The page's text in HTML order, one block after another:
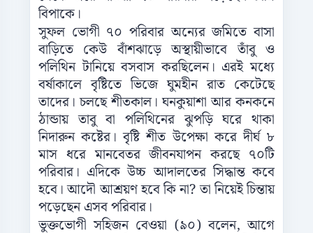
বিপাকে।
সুফল ভোগী ৭০ পরিবার অন্যের জমিতে বাসা
বাড়িতে কেউ বাঁশঝাড়ে অস্থায়ীভাবে তাঁবু ও
পলিথিন টানিয়ে বসবাস করছিলেন। এরই মধ্যে
বর্ষাকালে বৃষ্টিতে ভিজে ঘুমহীন রাত কেটেছে
তাদের। চলছে শীতকাল। ঘনকুয়াশা আর কনকনে
ঠান্ডায় তাবু বা পলিথিনের ঝুপড়ি ঘরে থাকা
নিদারুন কষ্টের। বৃষ্টি শীত উপেক্ষা করে দীর্ঘ ৮
মাস ধরে মানবেতর জীবনযাপন করছে ৭০টি
পরিবার। এদিকে উচ্চ আদালতের সিদ্ধান্ত কবে
হবে। আদৌ আশ্রয়ণ হবে কি না? তা নিয়েই চিন্তায়
পড়েছেন এসব পরিবার।
ভুক্তভোগী সহিজন বেওয়া (৯০) বলেন, আগে